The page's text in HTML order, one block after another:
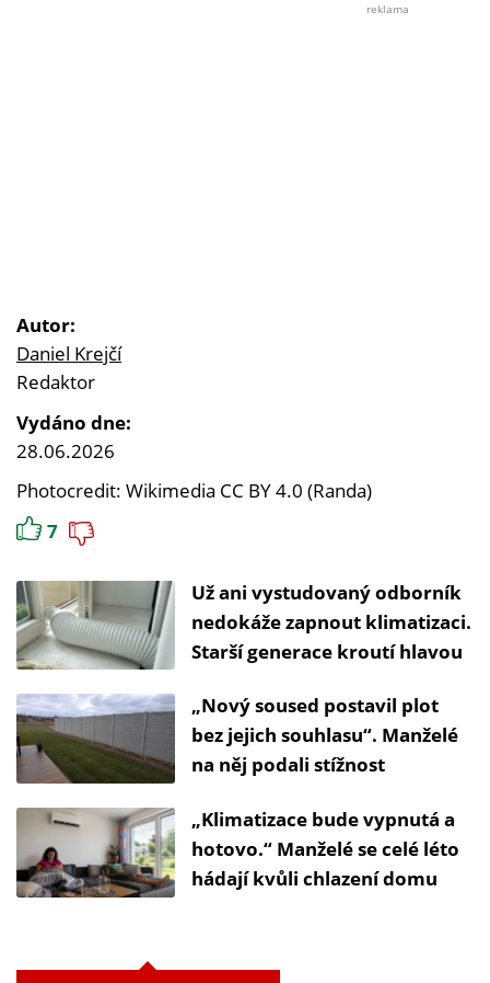
reklama
Autor:
Daniel Krejčí
Redaktor
Vydáno dne:
28.06.2026
Photocredit: Wikimedia CC BY 4.0 (Randa)
7
Už ani vystudovaný odborník
nedokáže zapnout klimatizaci.
Starší generace kroutí hlavou
„Nový soused postavil plot
bez jejich souhlasu“. Manželé
na něj podali stížnost
„Klimatizace bude vypnutá a
hotovo.“ Manželé se celé léto
hádají kvůli chlazení domu